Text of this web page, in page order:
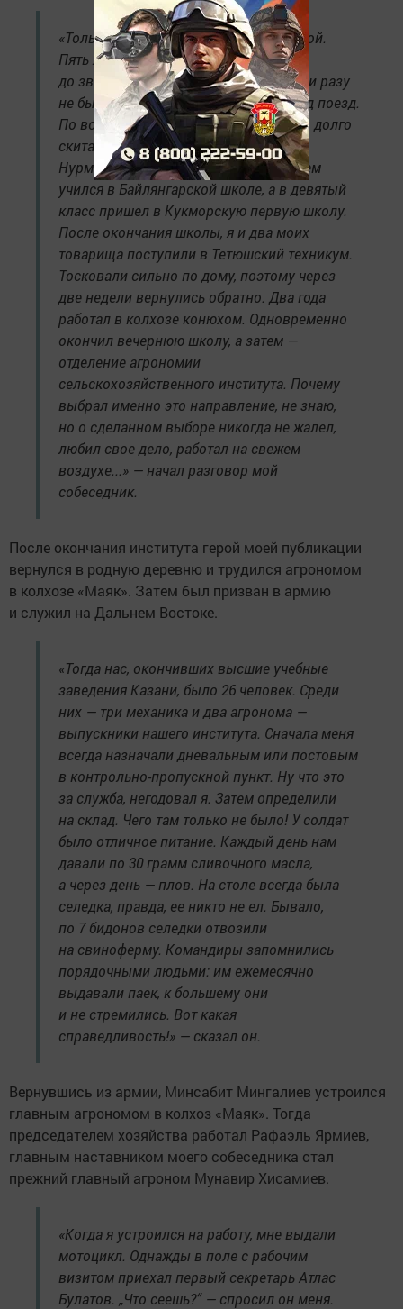
«Только жизнь отца оказалась короткой.
Пять лет был на войне, дослужился
до звания старшины роты, при этом ни разу
не был ранен, но в 1952 году попал под поезд.
По воле судьбы я, как и мои родители, долго
скитался по этой земле. Окончил
Нурмабашскую начальную школу, затем
учился в Байлянгарской школе, а в девятый
класс пришел в Кукморскую первую школу.
После окончания школы, я и два моих
товарища поступили в Тетюшский техникум.
Тосковали сильно по дому, поэтому через
две недели вернулись обратно. Два года
работал в колхозе конюхом. Одновременно
окончил вечернюю школу, а затем —
отделение агрономии
сельскохозяйственного института. Почему
выбрал именно это направление, не знаю,
но о сделанном выборе никогда не жалел,
любил свое дело, работал на свежем
воздухе...» — начал разговор мой
собеседник.
После окончания института герой моей публикации
вернулся в родную деревню и трудился агрономом
в колхозе «Маяк». Затем был призван в армию
и служил на Дальнем Востоке.
«Тогда нас, окончивших высшие учебные
заведения Казани, было 26 человек. Среди
них — три механика и два агронома —
выпускники нашего института. Сначала меня
всегда назначали дневальным или постовым
в контрольно-пропускной пункт. Ну что это
за служба, негодовал я. Затем определили
на склад. Чего там только не было! У солдат
было отличное питание. Каждый день нам
давали по 30 грамм сливочного масла,
а через день — плов. На столе всегда была
селедка, правда, ее никто не ел. Бывало,
по 7 бидонов селедки отвозили
на свиноферму. Командиры запомнились
порядочными людьми: им ежемесячно
выдавали паек, к большему они
и не стремились. Вот какая
справедливость!» — сказал он.
Вернувшись из армии, Минсабит Мингалиев устроился
главным агрономом в колхоз «Маяк». Тогда
председателем хозяйства работал Рафаэль Ярмиев,
главным наставником моего собеседника стал
прежний главный агроном Мунавир Хисамиев.
«Когда я устроился на работу, мне выдали
мотоцикл. Однажды в поле с рабочим
визитом приехал первый секретарь Атлас
Булатов. „Что сеешь?“ — спросил он меня.